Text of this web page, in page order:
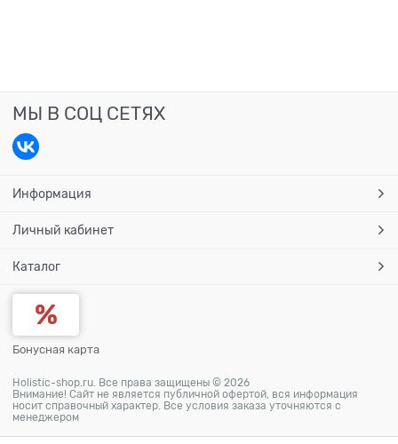
МЫ В СОЦ СЕТЯХ
Информация
Личный кабинет
Каталог
Бонусная карта
Holistic-shop.ru. Все права защищены © 2026
Внимание! Сайт не является публичной офертой, вся информация
носит справочный характер. Все условия заказа уточняются с
менеджером